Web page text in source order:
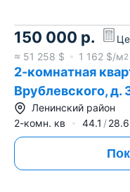
150 000 р.
≈ 51 258 $ 1 162 $/м2
2-комнатная
Врублевского, д.
Ленинский район
2-комн. кв
44.1 28.6